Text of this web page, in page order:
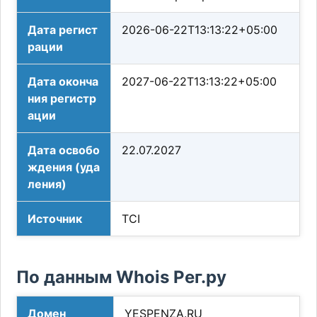
Дата регист
рации
2026-06-22T13:13:22+05:00
Дата оконча
ния регистр
ации
2027-06-22T13:13:22+05:00
Дата освобо
ждения (уда
ления)
22.07.2027
Источник TCI
По данным Whois Рег.ру
Домен YESPENZA.RU